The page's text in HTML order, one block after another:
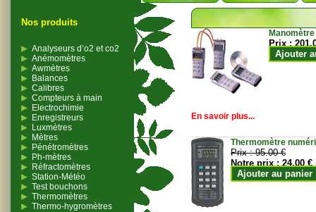
Nos produits
Analyseurs d’o2 et co2
Anémomètres
Awmètres
Balances
Calibres
Compteurs à main
Electrochimie
Enregistreurs
Luxmètres
Mètres
Pénétromètres
Ph-mètres
Réfractomètres
Station-Météo
Test bouchons
Thermomètres
Thermo-hygromètres
Prix :
Ajouter
En savoir plus...
Thermomètre
Prix :95.00 €
Notre prix :24.00 €
Ajouter au panier